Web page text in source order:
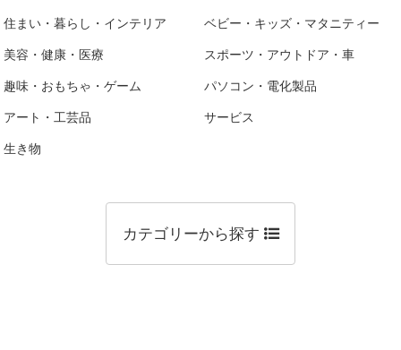
住まい・暮らし・インテリア ベビー・キッズ・マタニティー
美容・健康・医療 スポーツ・アウトドア・車
趣味・おもちゃ・ゲーム パソコン・電化製品
アート・工芸品 サービス
生き物
カテゴリーから探す